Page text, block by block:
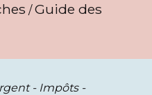
/Guide des
- Impôts -